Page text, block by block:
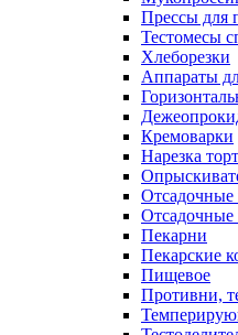
Прессы для
Тестомесы
Хлеборезки
Аппараты
Кремоварки
Нарезка
Пекарни
Пекарские
Пищевое
Противни,